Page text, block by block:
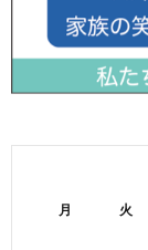
月 火